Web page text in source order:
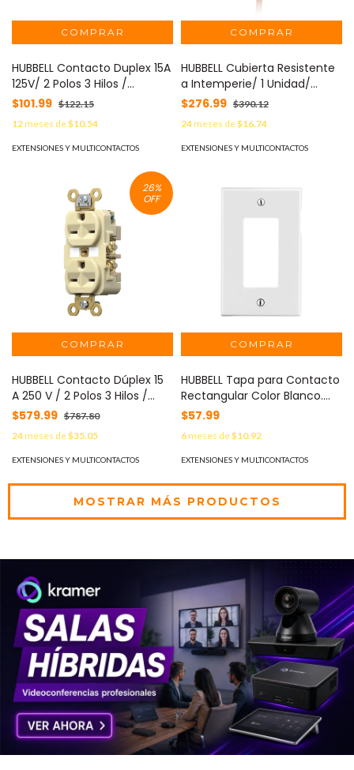
HUBBELL Contacto Duplex 15A
125V/ 2 Polos 3 Hilos /
Cableado posterior y lateral
/ Nema 5-15R / Color Marfil.
HUB-RR15I
$101.99 $122.15
12meses de$10.54
EXTENSIONES Y MULTICONTACTOS
HUBBELL Cubierta Resistente
a Intemperie/ 1 Unidad/
Horizontal/Vertical/
Profundidad 2-3/4"/
Transparente. MOD: HUB-
MM-410-C
$276.99 $390.12
24meses de$16.74
EXTENSIONES Y MULTICONTACTOS
26%
OFF
HUBBELL Contacto Dúplex 15
A 250 V / 2 Polos 3 Hilos /
Nema 6-15R / Grado
Industrial /Color Marfil. MOD:
HUB-HBL-566-2I
$579.99 $787.80
24meses de$35.05
EXTENSIONES Y MULTICONTACTOS
HUBBELL Tapa para Contacto
Rectangular Color Blanco.
MOD: HUB-P26W
$57.99
6meses de$10.92
EXTENSIONES Y MULTICONTACTOS
MOSTRAR MÁS PRODUCTOS